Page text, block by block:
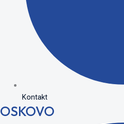
Kontakt
OSKOVO